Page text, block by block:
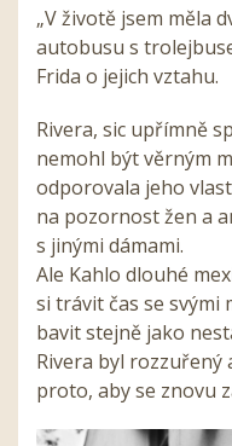
„V životě jsem měla
autobusu s
Frida o jejich vztahu.
Rivera, sic upřímně
nemohl být věrným
odporovala jeho
na pozornost žen a
s jinými dámami.
Ale Kahlo dlouhé
si trávit čas se svými
bavit stejně jako
Rivera byl rozzuřený
proto, aby se znovu